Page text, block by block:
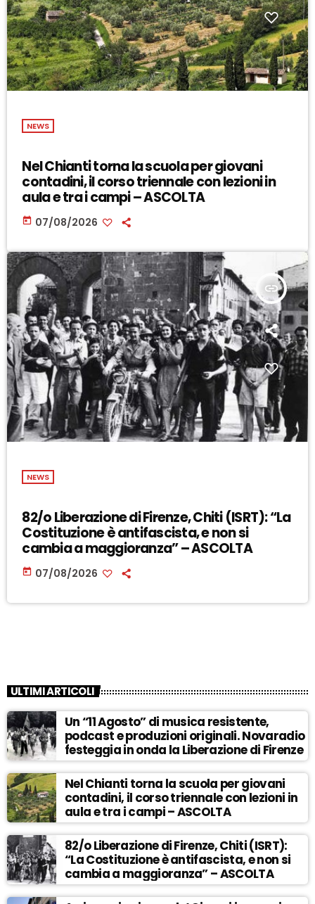
NEWS
Nel Chianti torna la scuola per giovani
contadini, il corso triennale con lezioni in
aula e tra i campi – ASCOLTA
today 07/08/2026
insert_link
NEWS
82/o Liberazione di Firenze, Chiti (ISRT): “La
Costituzione è antifascista, e non si
cambia a maggioranza” – ASCOLTA
today 07/08/2026
ULTIMI ARTICOLI
Un “11 Agosto” di musica resistente,
podcast e produzioni originali. Novaradio
festeggia in onda la Liberazione di Firenze
Nel Chianti torna la scuola per giovani
contadini, il corso triennale con lezioni in
aula e tra i campi – ASCOLTA
82/o Liberazione di Firenze, Chiti (ISRT):
“La Costituzione è antifascista, e non si
cambia a maggioranza” – ASCOLTA